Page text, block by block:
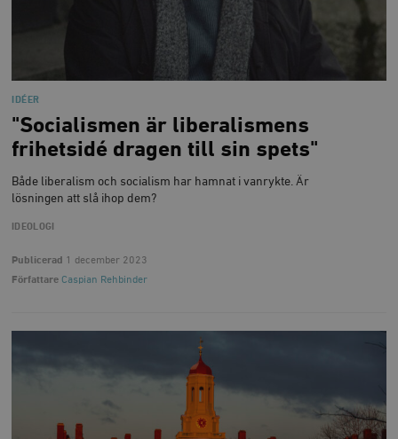
IDÉER
"Socialismen är liberalismens
frihetsidé dragen till sin spets"
Både liberalism och socialism har hamnat i vanrykte. Är
lösningen att slå ihop dem?
IDEOLOGI
Publicerad 1 december 2023
Författare Caspian Rehbinder